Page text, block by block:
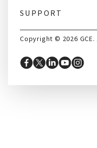
Copyright © 2026
SUPPORT